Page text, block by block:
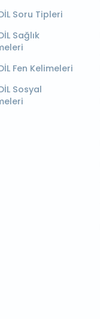
Soru Tipleri
Sağlık
Fen Kelimeleri
Sosyal